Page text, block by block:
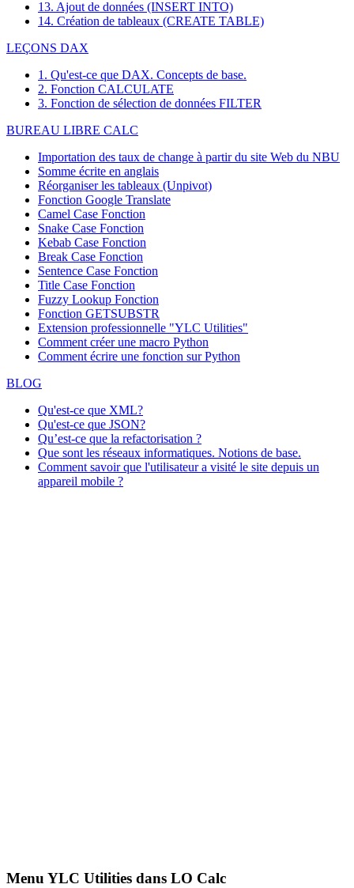
13. Ajout de données (INSERT INTO)
14. Création de tableaux (CREATE TABLE)
LEÇONS DAX
1. Qu'est-ce que DAX. Concepts de base.
2. Fonction CALCULATE
3. Fonction de sélection de données FILTER
BUREAU LIBRE CALC
Importation des taux de change à partir du site Web du NBU
Somme écrite en anglais
Réorganiser les tableaux (Unpivot)
Fonction Google Translate
Camel Case Fonction
Snake Case Fonction
Kebab Case Fonction
Break Case Fonction
Sentence Case Fonction
Title Case Fonction
Fuzzy Lookup Fonction
Fonction GETSUBSTR
Extension professionnelle "YLC Utilities"
Comment créer une macro Python
Comment écrire une fonction sur Python
BLOG
Qu'est-ce que XML?
Qu'est-ce que JSON?
Qu’est-ce que la refactorisation ?
Que sont les réseaux informatiques. Notions de base.
Comment savoir que l'utilisateur a visité le site depuis un
appareil mobile ?
Menu YLC Utilities dans LO Calc